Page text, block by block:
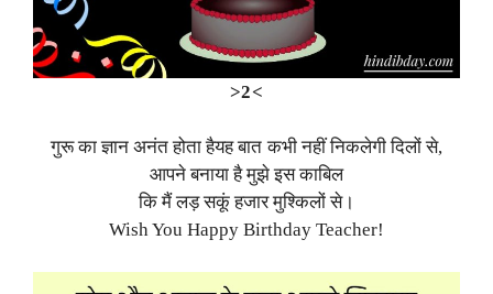
>2<
गुरू का ज्ञान अनंत होता हैयह बात कभी नहीं निकलेगी दिलों से,
आपने बनाया है मुझे इस काबिल
कि मैं लड़ सकूं हजार मुश्किलों से।
Wish You Happy Birthday Teacher!